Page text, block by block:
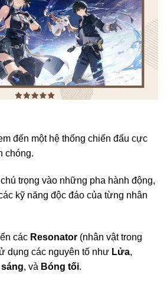
đến một hệ thống chiến đấu cực
chóng.
trọng vào những pha hành động,
kỹ năng độc đáo của từng nhân
các Resonator (nhân vật trong
dụng các nguyên tố như Lửa,
, và Bóng tối.